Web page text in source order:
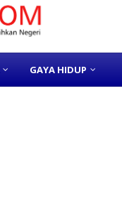
GAYA HIDUP